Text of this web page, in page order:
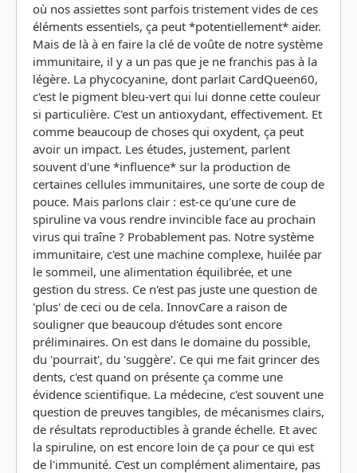
où nos assiettes sont parfois tristement vides de ces
éléments essentiels, ça peut *potentiellement* aider.
Mais de là à en faire la clé de voûte de notre système
immunitaire, il y a un pas que je ne franchis pas à la
légère. La phycocyanine, dont parlait CardQueen60,
c'est le pigment bleu-vert qui lui donne cette couleur
si particulière. C'est un antioxydant, effectivement. Et
comme beaucoup de choses qui oxydent, ça peut
avoir un impact. Les études, justement, parlent
souvent d'une *influence* sur la production de
certaines cellules immunitaires, une sorte de coup de
pouce. Mais parlons clair : est-ce qu'une cure de
spiruline va vous rendre invincible face au prochain
virus qui traîne ? Probablement pas. Notre système
immunitaire, c'est une machine complexe, huilée par
le sommeil, une alimentation équilibrée, et une
gestion du stress. Ce n'est pas juste une question de
'plus' de ceci ou de cela. InnovCare a raison de
souligner que beaucoup d'études sont encore
préliminaires. On est dans le domaine du possible,
du 'pourrait', du 'suggère'. Ce qui me fait grincer des
dents, c'est quand on présente ça comme une
évidence scientifique. La médecine, c'est souvent une
question de preuves tangibles, de mécanismes clairs,
de résultats reproductibles à grande échelle. Et avec
la spiruline, on est encore loin de ça pour ce qui est
de l'immunité. C'est un complément alimentaire, pas